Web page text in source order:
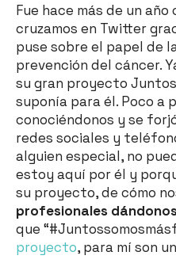
Fue hace más de un
cruzamos en Twitter
puse sobre el papel de
prevención del cáncer.
su gran proyecto
suponía para él. Poco a
conociéndonos y se
redes sociales y
alguien especial, no
estoy aquí por él y
su proyecto, de cómo
profesionales
que
proyecto, para mí son